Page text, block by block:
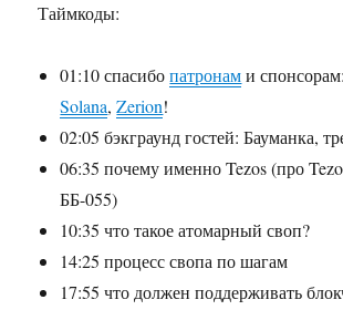
Таймкоды:
01:10 спасибопатронами
Solana,Zerion!
02:05 бэкграунд гостей: Бауманка,
06:35 почему именно Tezos (про
ББ-055)
10:35 что такое атомарный своп?
14:25 процесс свопа по шагам
17:55 что должен поддерживать